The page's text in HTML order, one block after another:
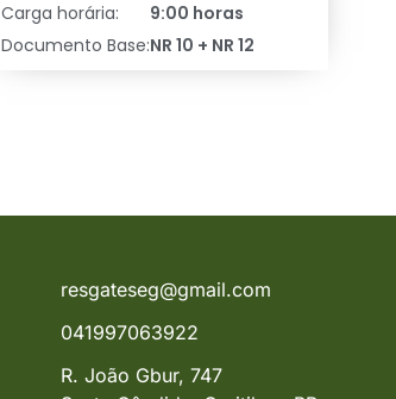
Carga horária:
Documento Base:
9:00 horas
NR 10 + NR 12
resgateseg@gmail.com
041997063922
R. João Gbur, 747